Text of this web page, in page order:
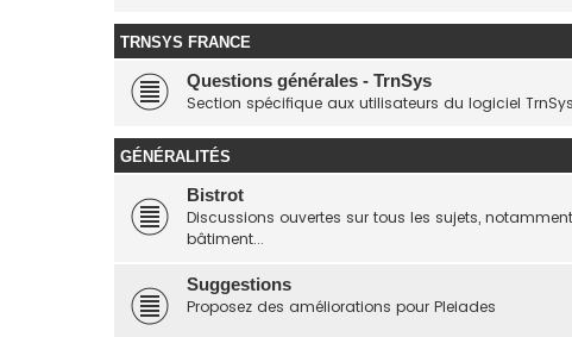
TRNSYS FRANCE
Questions générales - TrnSys
Section spécifique aux utilisateurs du logiciel TrnSys
GÉNÉRALITÉS
Bistrot
Discussions ouvertes sur tous les sujets,
bâtiment...
Suggestions
Proposez des améliorations pour Pleiades